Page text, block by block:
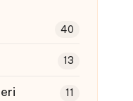
40
13
11